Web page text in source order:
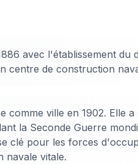
avec l'établissement du
centre de construction
comme ville en 1902. Elle a
la Seconde Guerre
clé pour les forces
navale vitale.